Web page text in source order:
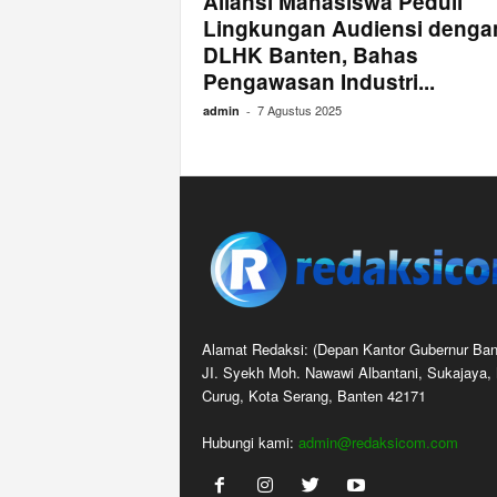
Lingkungan Audiensi
DLHK Banten, Bahas
Pengawasan Industri...
admin - 7 Agustus 2025
Alamat Redaksi: (Depan Kantor Gubernur
JI. Syekh Moh. Nawawi Albantani, Sukajaya,
Curug, Kota Serang, Banten 42171
Hubungi kami: admin@redaksicom.com